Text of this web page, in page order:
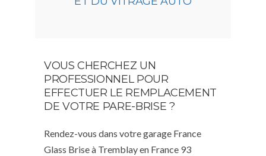
VOUS CHERCHEZ UN
PROFESSIONNEL POUR
EFFECTUER LE REMPLACEMENT
DE VOTRE PARE-BRISE ?
Rendez-vous dans votre garage France
Glass Brise à Tremblay en France 93